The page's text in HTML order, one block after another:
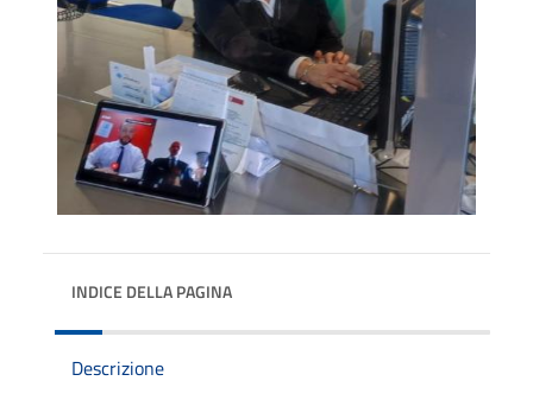
INDICE DELLA PAGINA
Descrizione